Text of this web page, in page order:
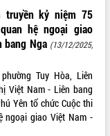
truyền kỷ niệm 75
hệ ngoại giao
bang Nga (13/12/2025,
Tuy Hòa, Liên
Việt Nam - Liên bang
Yên tổ chức Cuộc thi
ngoại giao Việt Nam -